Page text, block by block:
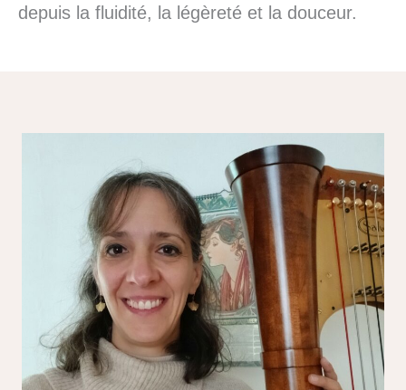
depuis la fluidité, la légèreté et la douceur.